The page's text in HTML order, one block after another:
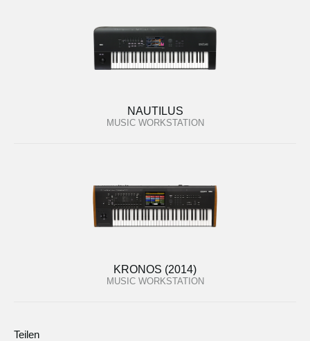
NAUTILUS
MUSIC WORKSTATION
KRONOS (2014)
MUSIC WORKSTATION
Teilen